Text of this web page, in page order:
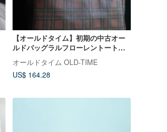
【オールドタイム】初期の中古オー
ルドバッグラルフローレントートバ
オールドタイム OLD-TIME
US$ 164.28